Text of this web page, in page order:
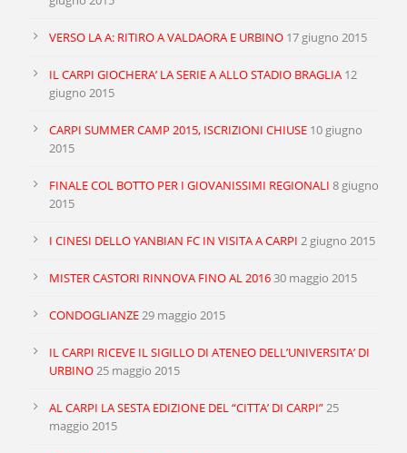
VERSO LA A: RITIRO A VALDAORA E URBINO 17 giugno 2015
IL CARPI GIOCHERA’ LA SERIE A ALLO STADIO BRAGLIA 12
giugno 2015
CARPI SUMMER CAMP 2015, ISCRIZIONI CHIUSE 10 giugno
2015
FINALE COL BOTTO PER I GIOVANISSIMI REGIONALI 8 giugno
2015
I CINESI DELLO YANBIAN FC IN VISITA A CARPI 2 giugno 2015
MISTER CASTORI RINNOVA FINO AL 201630 maggio 2015
CONDOGLIANZE29 maggio 2015
IL CARPI RICEVE IL SIGILLO DI ATENEO DELL’UNIVERSITA’ DI
URBINO25 maggio 2015
AL CARPI LA SESTA EDIZIONE DEL “CITTA’ DI CARPI”25
maggio 2015